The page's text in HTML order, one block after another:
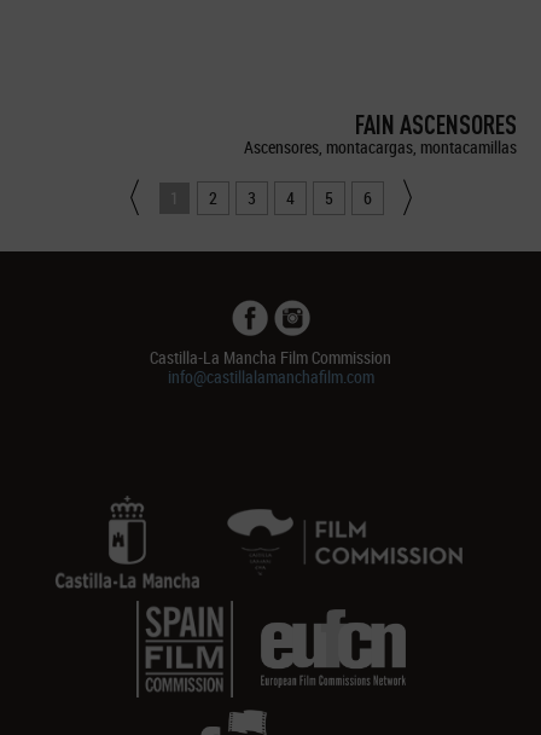
FAIN ASCENSORES
Ascensores, montacargas, montacamillas
1 2 3 4 5 6
Castilla-La Mancha Film Commission
info@castillalamanchafilm.com